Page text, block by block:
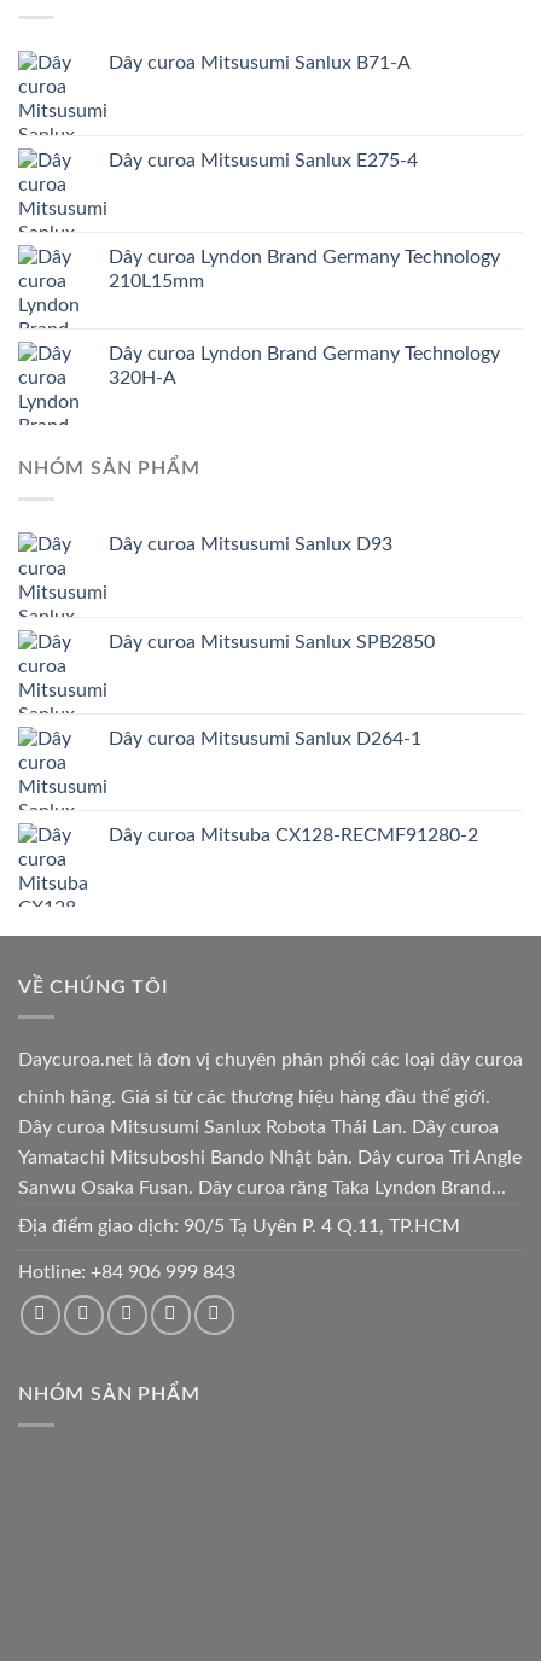
Dây curoa Mitsusumi Sanlux B71-A
Dây curoa Mitsusumi Sanlux E275-4
Dây curoa Lyndon Brand Germany Technology
210L15mm
Dây curoa Lyndon Brand Germany Technology
320H-A
NHÓM SẢN PHẨM
Dây curoa Mitsusumi Sanlux D93
Dây curoa Mitsusumi Sanlux SPB2850
Dây curoa Mitsusumi Sanlux D264-1
Dây curoa Mitsuba CX128-RECMF91280-2
VỀ CHÚNG TÔI
Daycuroa.net là đơn vị chuyên phân phối các loại dây curoa
chính hãng. Giá sỉ từ các thương hiệu hàng đầu thế giới.
Dây curoa Mitsusumi Sanlux Robota Thái Lan. Dây curoa
Yamatachi Mitsuboshi Bando Nhật bản. Dây curoa Tri Angle
Sanwu Osaka Fusan. Dây curoa răng Taka Lyndon Brand...
Địa điểm giao dịch: 90/5 Tạ Uyên P. 4 Q.11, TP.HCM
Hotline: +84 906 999 843
NHÓM SẢN PHẨM